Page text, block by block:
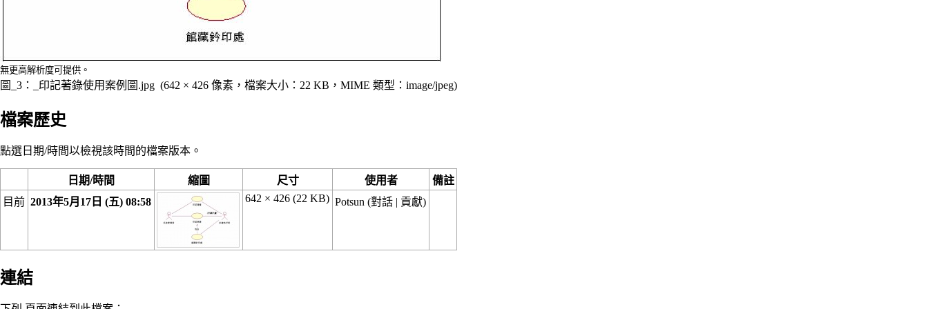
無更高解析度可提供。
圖_3：_印記著錄使用案例圖.jpg (642 × 426 像素，檔案大小：22 KB，MIME 類型： image/jpeg)
檔案歷史
點選日期/時間以檢視該時間的檔案版本。
日期/時間 縮圖 尺寸 使用者
備註
目前 2013年5月17日 (五) 08:58 642 × 426 (22 KB) Potsun (對話 | 貢獻)
連結